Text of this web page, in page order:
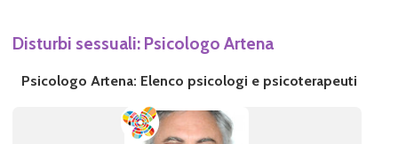
Disturbi sessuali: Psicologo Artena
Psicologo Artena: Elenco psicologi e psicoterapeuti